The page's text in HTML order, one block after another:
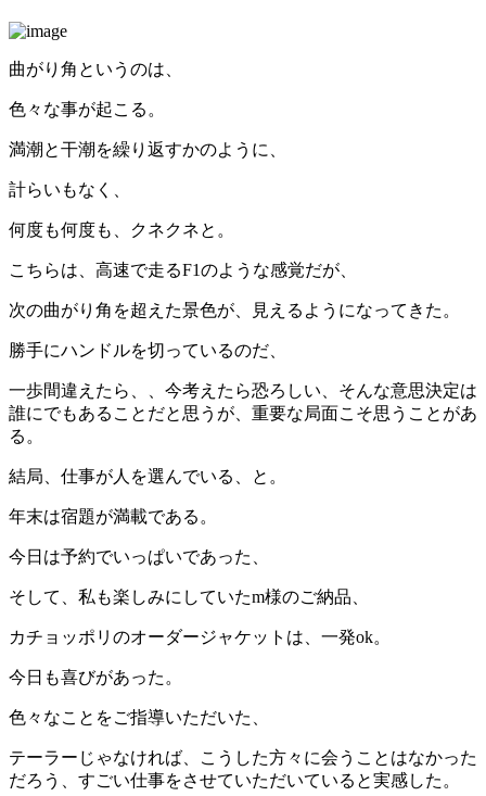
曲がり角というのは、
色々な事が起こる。
満潮と干潮を繰り返すかのように、
計らいもなく、
何度も何度も、クネクネと。
こちらは、高速で走るF1のような感覚だが、
次の曲がり角を超えた景色が、見えるようになってきた。
勝手にハンドルを切っているのだ、
一歩間違えたら、、今考えたら恐ろしい、そんな意思決定は
誰にでもあることだと思うが、重要な局面こそ思うことがあ
る。
結局、仕事が人を選んでいる、と。
年末は宿題が満載である。
今日は予約でいっぱいであった、
そして、私も楽しみにしていたm様のご納品、
カチョッポリのオーダージャケットは、一発ok。
今日も喜びがあった。
色々なことをご指導いただいた、
テーラーじゃなければ、こうした方々に会うことはなかった
だろう、すごい仕事をさせていただいていると実感した。